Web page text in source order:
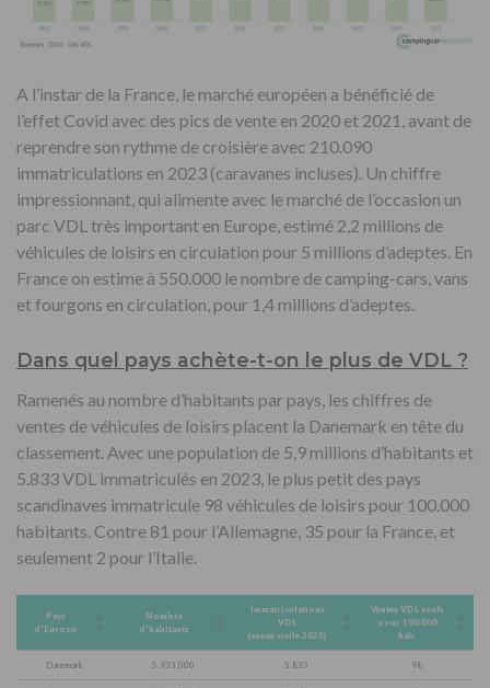
A l’instar de la France, le marché européen a bénéficié de
l’effet Covid avec des pics de vente en 2020 et 2021, avant de
reprendre son rythme de croisière avec 210.090
immatriculations en 2023 (caravanes incluses). Un chiffre
impressionnant, qui alimente avec le marché de l’occasion un
parc VDL très important en Europe, estimé 2,2 millions de
véhicules de loisirs en circulation pour 5 millions d’adeptes. En
France on estime à 550.000 le nombre de camping-cars, vans
et fourgons en circulation, pour 1,4 millions d’adeptes.
Dans quel pays achète-t-on le plus de VDL ?
Ramenés au nombre d’habitants par pays, les chiffres de
ventes de véhicules de loisirs placent la Danemark en tête du
classement. Avec une population de 5,9 millions d’habitants et
5.833 VDL immatriculés en 2023, le plus petit des pays
scandinaves immatricule 98 véhicules de loisirs pour 100.000
habitants. Contre 81 pour l’Allemagne, 35 pour la France, et
seulement 2 pour l’Italie.
Pays
d'Europe
Nombre
d'habitants
Immatriculations
VDL
(année civile 2023)
Ventes VDL neufs
pour 100.000
hab.
Danemark 5.933.000 5.833 98